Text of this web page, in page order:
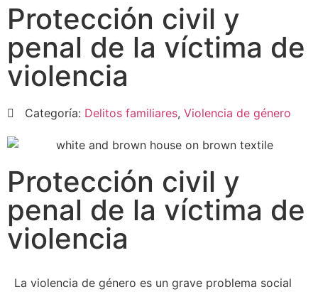
Protección civil y
penal de la víctima de
violencia
Categoría: Delitos familiares, Violencia de género
Protección civil y
penal de la víctima de
violencia
La violencia de género es un grave problema social